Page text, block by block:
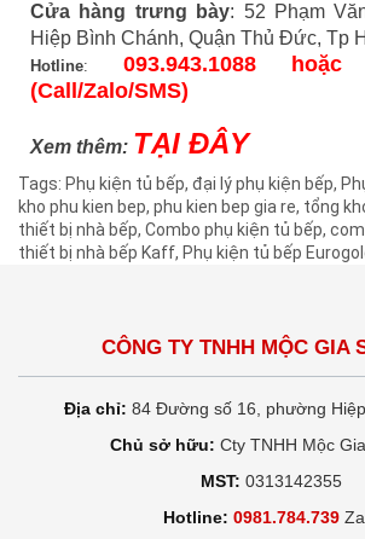
Cửa hàng trưng bày: 52 Phạm
Hiệp Bình Chánh, Quận Thủ Đức, Tp
Hotline: 093.943.1088 hoặc
(Call/Zalo/SMS)
Xem thêm: TẠI ĐÂY
Tags: Phụ kiện tủ bếp, đại lý phụ kiện bếp,
kho phu kien bep, phu kien bep gia re, tổng
thiết bị nhà bếp, Combo phụ kiện tủ bếp,
thiết bị nhà bếp Kaff, Phụ kiện tủ bếp
CÔNG TY TNHH MỘC GIA
Địa chỉ: 84 Đường số 16, phường
Chủ sở hữu: Cty TNHH Mộc
MST: 0313142355
Hotline: 0981.784.739